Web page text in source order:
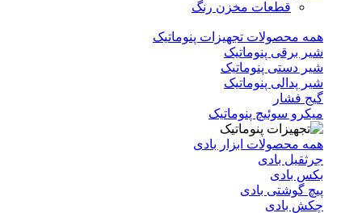
قطعات مخزن رنگ
همه محصولات تجهیزات پنوماتیک
شیر برقی پنوماتیک
شیر دستی پنوماتیک
شیر پدالی پنوماتیک
گیج فشار
میکرو سوئیچ پنوماتیک
همه محصولات ابزار بادی
جرثقیل بادی
بکس بادی
پیچ گوشتی بادی
چکش بادی